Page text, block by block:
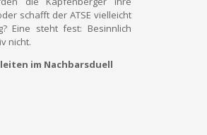
schafft der ATSE vielleicht
Eine steht fest: Besinnlich
nicht.
im Nachbarsduell